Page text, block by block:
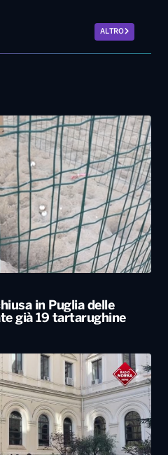
ALTRO
in Puglia delle
già 19 tartarughine